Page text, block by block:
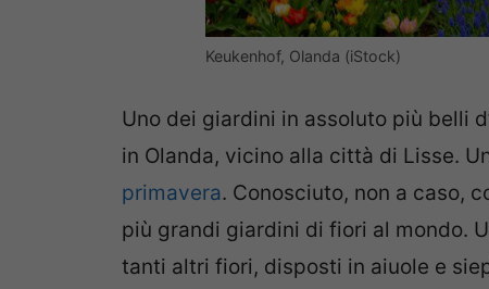
Keukenhof, Olanda (iStock)
Uno dei giardini in assoluto più belli
in Olanda, vicino alla città di Lisse.
primavera. Conosciuto, non a caso,
più grandi giardini di fiori al mondo.
tanti altri fiori, disposti in aiuole e